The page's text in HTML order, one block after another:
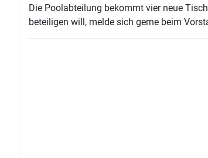
Die Poolabteilung bekommt vier neue
beteiligen will, melde sich gerne beim